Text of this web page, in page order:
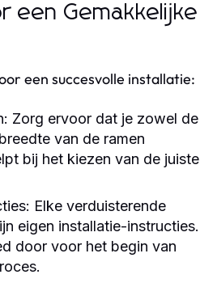
een Gemakkelijke
een succesvolle installatie:
Zorg ervoor dat je zowel de
van de ramen
bij het kiezen van de juiste
Elke verduisterende
eigen installatie-instructies.
door voor het begin van